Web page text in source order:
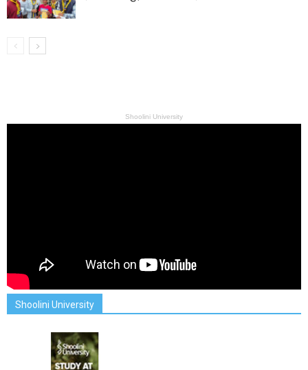
Shoolini University
Shoolini University